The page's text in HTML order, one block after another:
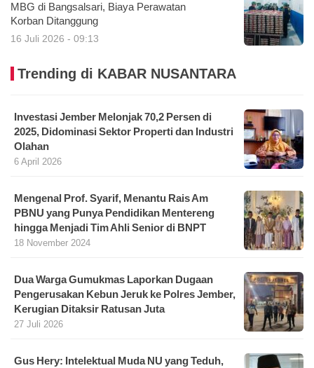
MBG di Bangsalsari, Biaya Perawatan
Korban Ditanggung
16 Juli 2026 - 09:13
Trending di KABAR NUSANTARA
Investasi Jember Melonjak 70,2 Persen di
2025, Didominasi Sektor Properti dan Industri
Olahan
6 April 2026
Mengenal Prof. Syarif, Menantu Rais Am
PBNU yang Punya Pendidikan Mentereng
hingga Menjadi Tim Ahli Senior di BNPT
18 November 2024
Dua Warga Gumukmas Laporkan Dugaan
Pengerusakan Kebun Jeruk ke Polres Jember,
Kerugian Ditaksir Ratusan Juta
27 Juli 2026
Gus Hery: Intelektual Muda NU yang Teduh,